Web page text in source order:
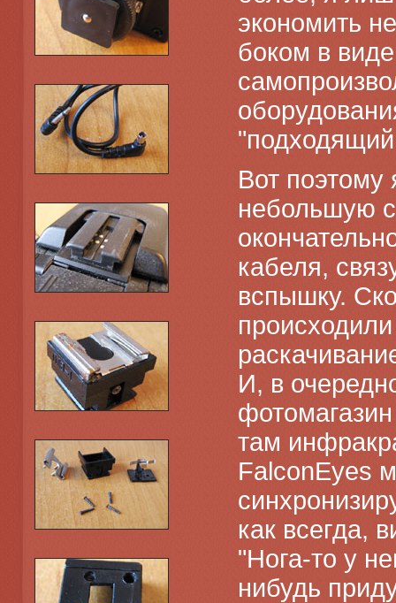
экономить
боком в
Вот поэтому
небольшую
кабеля,
вспышку.
И, в
там
FalconEyes
как всегда,
"Нога-то у
нибудь